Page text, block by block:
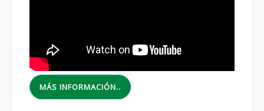
MÁS INFORMACIÓN..